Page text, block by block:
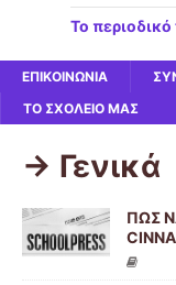
Το
ΕΠΙΚΟΙΝΩΝΙΑ
ΤΟ ΣΧΟΛΕΙΟ ΜΑΣ
-> Γενικά
ΠΩΣ